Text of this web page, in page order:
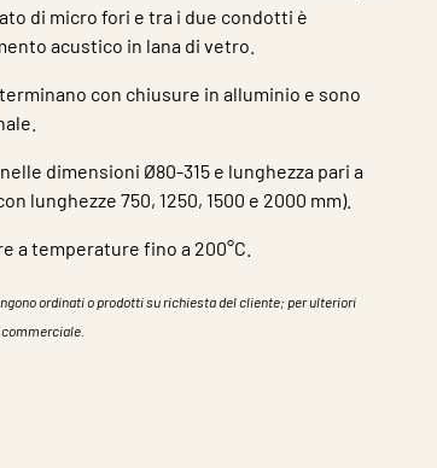
di micro fori e tra i due condotti è
acustico in lana di vetro.
con chiusure in alluminio e sono
dimensioni Ø80-315 e lunghezza pari a
lunghezze 750, 1250, 1500 e 2000 mm).
a temperature fino a 200°C.
ordinati o prodotti su richiesta del cliente; per ulteriori